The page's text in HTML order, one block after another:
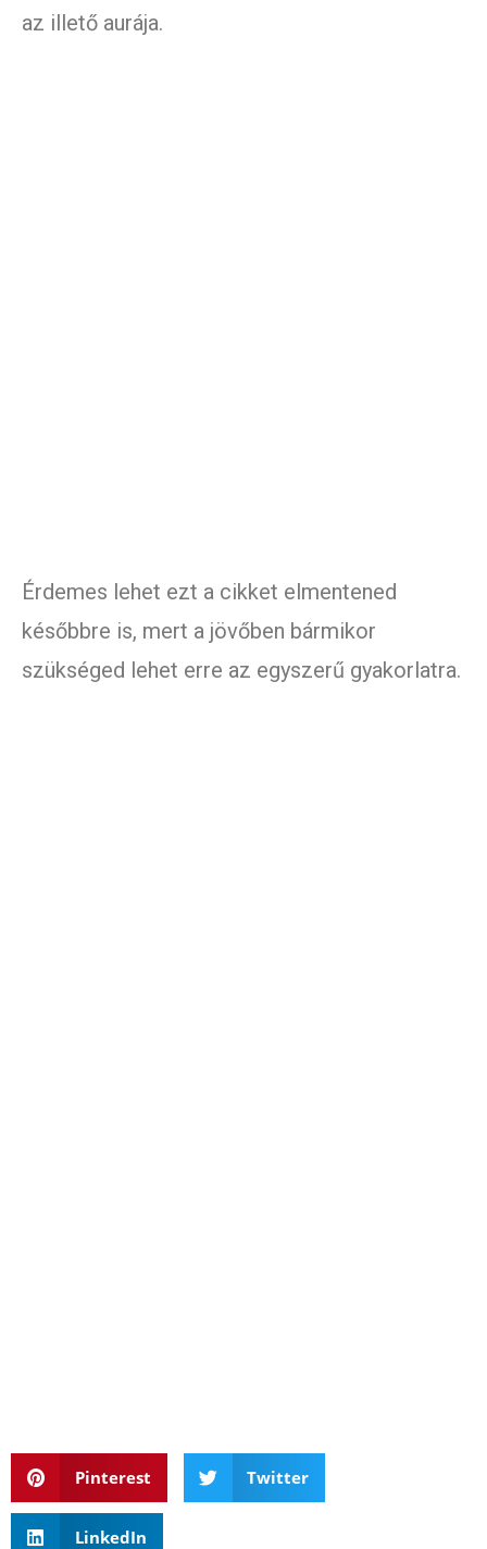
az illető aurája.
Érdemes lehet ezt a cikket elmentened
későbbre is, mert a jövőben bármikor
szükséged lehet erre az egyszerű gyakorlatra.
Pinterest Twitter
LinkedIn